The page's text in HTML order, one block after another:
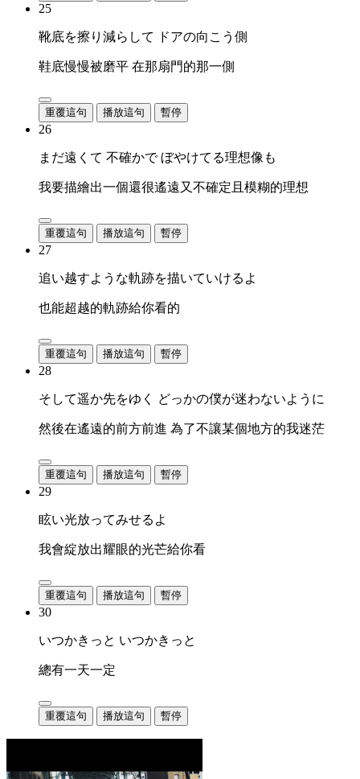
25
靴底を擦り減らして ドアの向こう側
鞋底慢慢被磨平 在那扇門的那一側
重覆這句 播放這句 暫停
26
まだ遠くて 不確かで ぼやけてる理想像も
我要描繪出一個還很遙遠又不確定且模糊的理想
重覆這句 播放這句 暫停
27
追い越すような軌跡を描いていけるよ
也能超越的軌跡給你看的
重覆這句 播放這句 暫停
28
そして遥か先をゆく どっかの僕が迷わないように
然後在遙遠的前方前進 為了不讓某個地方的我迷茫
重覆這句 播放這句 暫停
29
眩い光放ってみせるよ
我會綻放出耀眼的光芒給你看
重覆這句 播放這句 暫停
30
いつかきっと いつかきっと
總有一天一定
重覆這句 播放這句 暫停